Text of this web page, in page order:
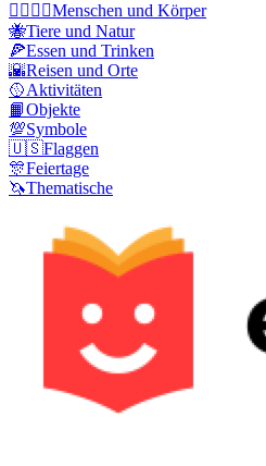
👩‍❤️‍💋‍👨Menschen und Körper
🐝Tiere und Natur
🍕Essen und Trinken
🌇Reisen und Orte
🥎Aktivitäten
📙Objekte
💯Symbole
🇺🇸Flaggen
🎊Feiertage
🦄Thematische